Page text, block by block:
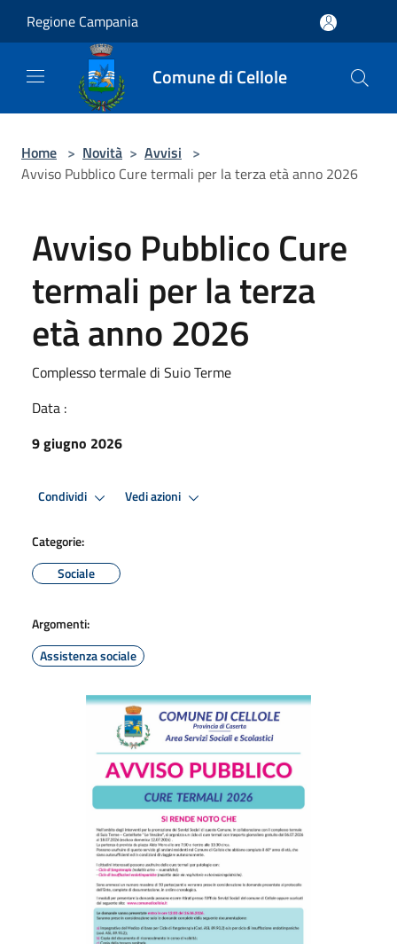
Regione Campania
Comune di Cellole
Home > Novità > Avvisi >
Avviso Pubblico Cure termali per la terza età anno 2026
Avviso Pubblico Cure
termali per la terza
età anno 2026
Complesso termale di Suio Terme
Data :
9 giugno 2026
Condividi Vedi azioni
Categorie:
Sociale
Argomenti:
Assistenza sociale